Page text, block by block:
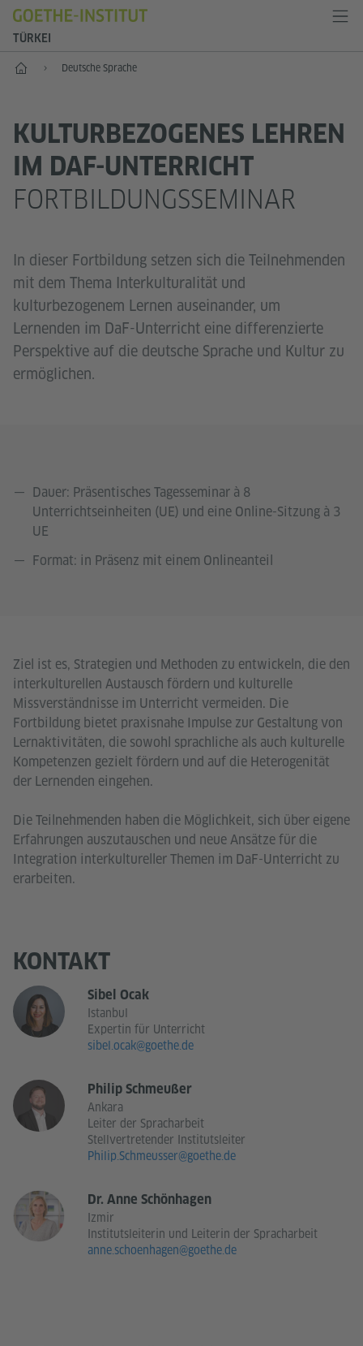
TÜRKEI
Start Deutsche Sprache
KULTURBEZOGENES LEHREN
IM DAF-UNTERRICHT
FORTBILDUNGSSEMINAR
In dieser Fortbildung setzen sich die Teilnehmenden
mit dem Thema Interkulturalität und
kulturbezogenem Lernen auseinander, um
Lernenden im DaF-Unterricht eine differenzierte
Perspektive auf die deutsche Sprache und Kultur zu
ermöglichen.
Dauer: Präsentisches Tagesseminar à 8
Unterrichtseinheiten (UE) und eine Online-Sitzung à 3
UE
Format: in Präsenz mit einem Onlineanteil
Ziel ist es, Strategien und Methoden zu entwickeln, die den
interkulturellen Austausch fördern und kulturelle
Missverständnisse im Unterricht vermeiden. Die
Fortbildung bietet praxisnahe Impulse zur Gestaltung von
Lernaktivitäten, die sowohl sprachliche als auch kulturelle
Kompetenzen gezielt fördern und auf die Heterogenität
der Lernenden eingehen.
Die Teilnehmenden haben die Möglichkeit, sich über eigene
Erfahrungen auszutauschen und neue Ansätze für die
Integration interkultureller Themen im DaF-Unterricht zu
erarbeiten.
KONTAKT
Sibel Ocak
Istanbul
Expertin für Unterricht
sibel.ocak@goethe.de
Philip Schmeußer
Ankara
Leiter der Spracharbeit
Stellvertretender Institutsleiter
Philip.Schmeusser@goethe.de
Dr. Anne Schönhagen
Izmir
Institutsleiterin und Leiterin der Spracharbeit
anne.schoenhagen@goethe.de